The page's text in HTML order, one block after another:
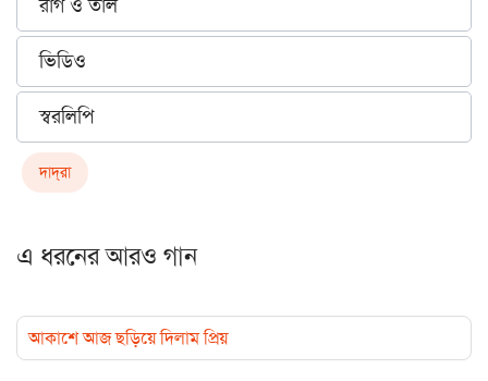
রাগ ও তাল
ভিডিও
স্বরলিপি
দাদ্‌রা
এ ধরনের আরও গান
আকাশে আজ ছড়িয়ে দিলাম প্রিয়